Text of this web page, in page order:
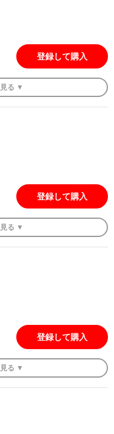
登録して購入
見る ▼
登録して購入
見る ▼
登録して購入
見る ▼